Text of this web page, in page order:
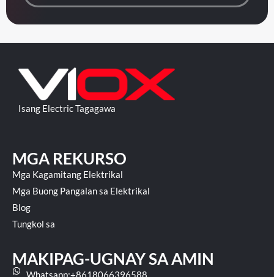
Isang Electric Tagagawa
MGA REKURSO
Mga Kagamitang Elektrikal
Mga Buong Pangalan sa Elektrikal
Blog
Tungkol sa
MAKIPAG-UGNAY SA AMIN
Whatsapp:+8618066396588